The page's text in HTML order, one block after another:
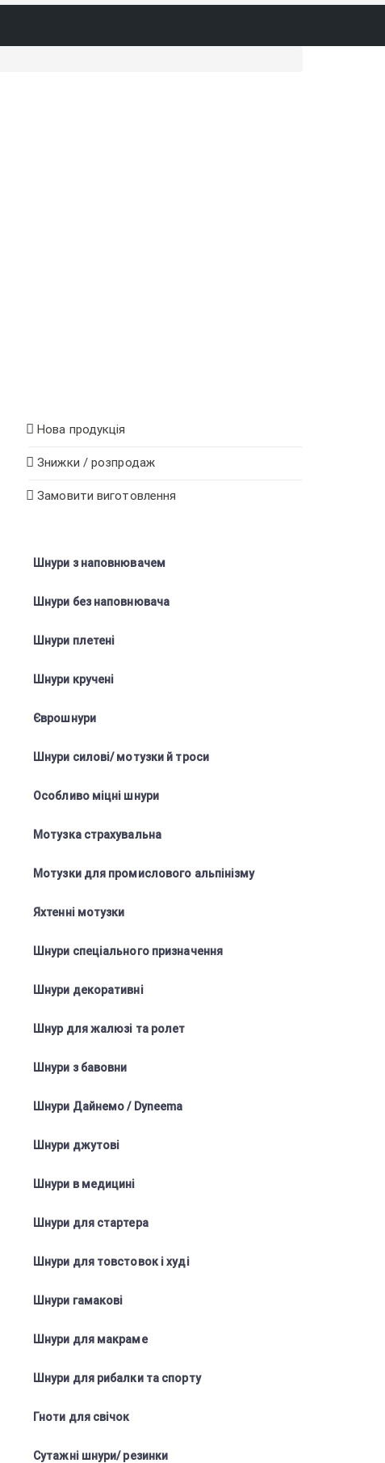
Нова продукція
Знижки / розпродаж
Замовити виготовлення
Шнури з наповнювачем
Шнури без наповнювача
Шнури плетені
Шнури кручені
Єврошнури
Шнури силові/ мотузки й троси
Особливо міцні шнури
Мотузка страхувальна
Мотузки для промислового альпінізму
Яхтенні мотузки
Шнури спеціального призначення
Шнури декоративні
Шнур для жалюзі та ролет
Шнури з бавовни
Шнури Дайнемо / Dyneema
Шнури джутові
Шнури в медицині
Шнури для стартера
Шнури для товстовок і худі
Шнури гамакові
Шнури для макраме
Шнури для рибалки та спорту
Гноти для свічок
Сутажні шнури/ резинки